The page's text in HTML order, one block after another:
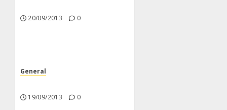
20/09/2013 0
General
19/09/2013 0